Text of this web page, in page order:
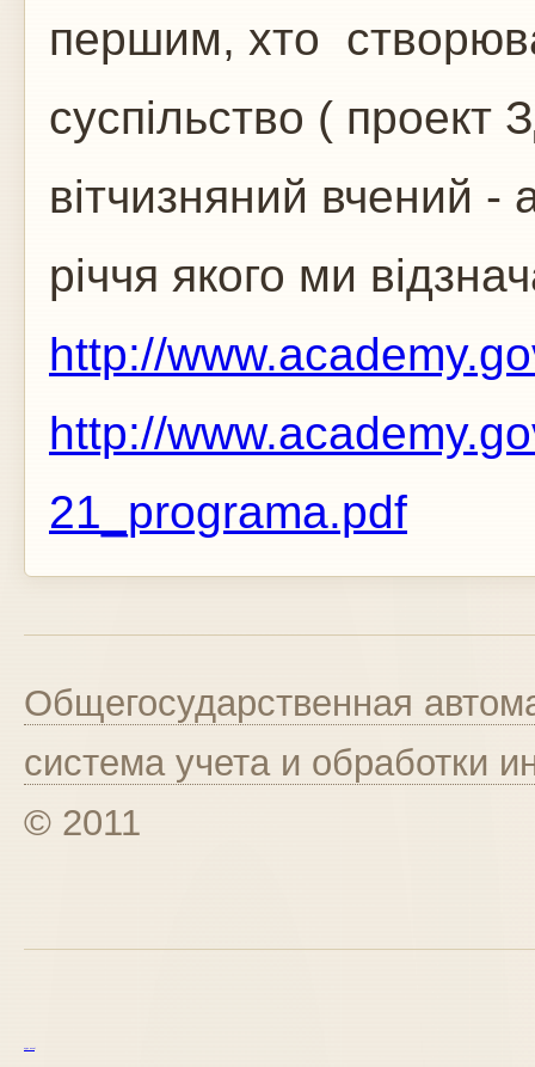
першим, хто
суспільство ( проект
вітчизняний вчений
річчя якого ми
http://
http://
21_programa.pdf
Общегосударственная
система учета и обработки
© 2011
курс excel